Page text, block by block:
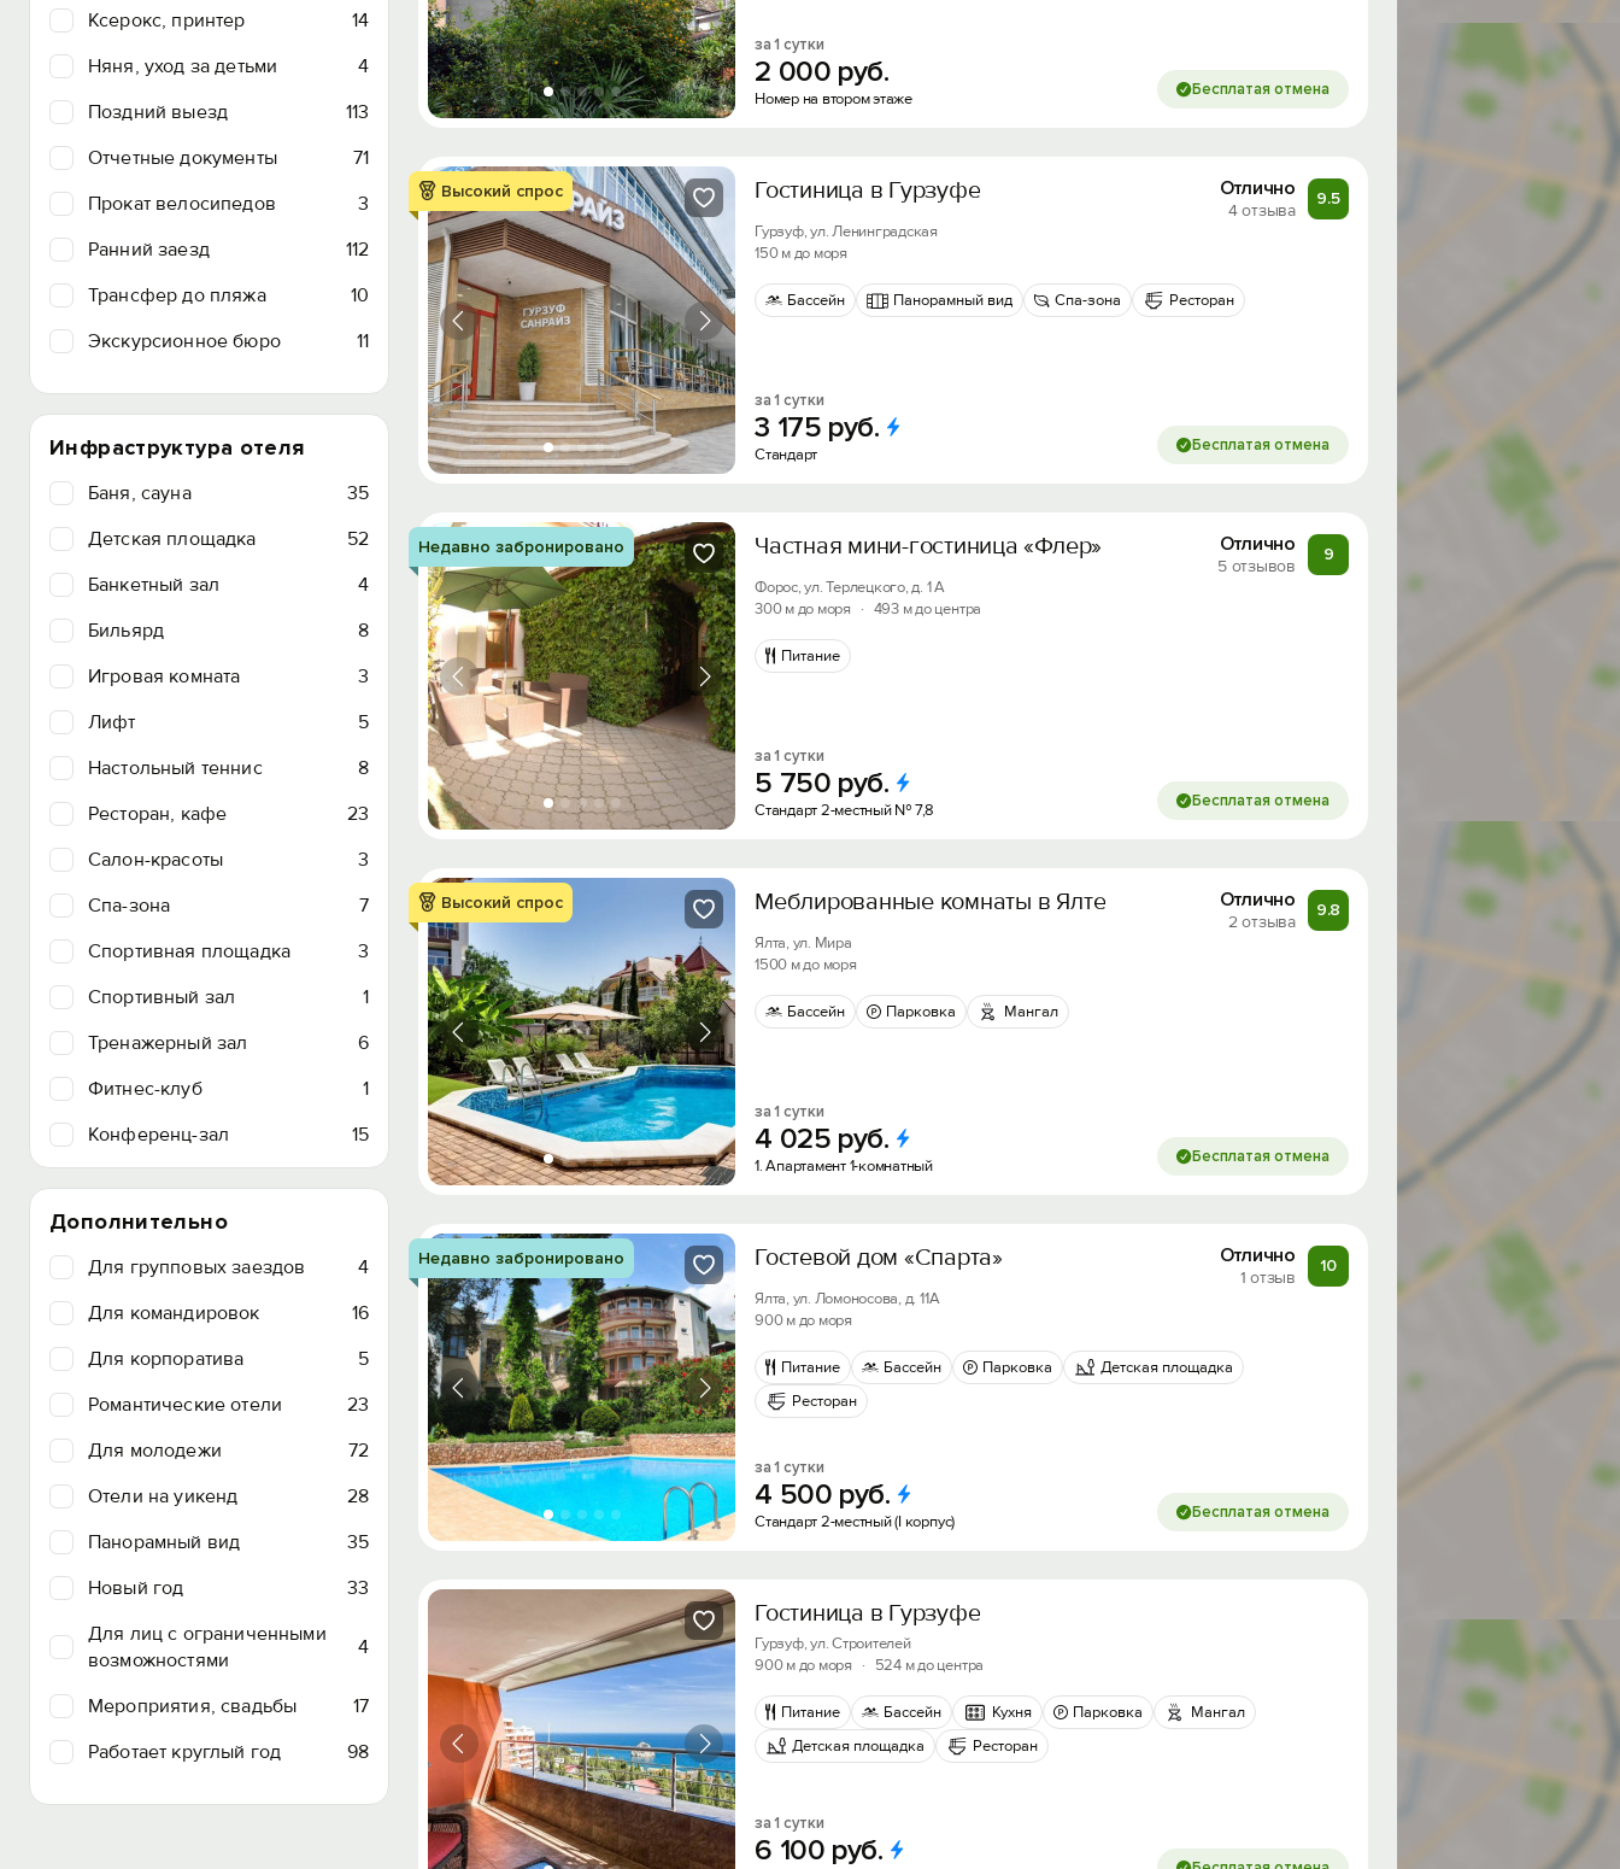
Ксерокс, принтер
14
Няня, уход за детьми
4
Поздний выезд
113
Отчетные документы
71
Прокат велосипедов
3
Ранний заезд
112
Трансфер до пляжа
10
Экскурсионное бюро
11
Инфраструктура отеля
Баня, сауна
35
Детская площадка
52
Банкетный зал
4
Бильярд
8
Игровая комната
3
Лифт
5
Настольный теннис
8
Ресторан, кафе
23
Салон-красоты
3
Спа-зона
7
Спортивная площадка
3
Спортивный зал
1
Тренажерный зал
6
Фитнес-клуб
1
Конференц-зал
15
Дополнительно
Для групповых заездов
4
Для командировок
16
Для корпоратива
5
Романтические отели
23
Для молодежи
72
Отели на уикенд
28
Панорамный вид
35
Новый год
33
Для лиц с ограниченными
возможностями
4
Мероприятия, свадьбы
17
Работает круглый год
98
за 1 сутки
2 000 руб.
Номер на втором этаже Бесплатая отмена
Высокий спрос Гостиница в Гурзуфе Отлично
4 отзыва
9.5
Гурзуф, ул. Ленинградская
150 м до моря
Бассейн Панорамный вид Спа-зона Ресторан
за 1 сутки
3 175 руб.
Стандарт Бесплатая отмена
Недавно забронировано Частная мини-гостиница «Флер» Отлично
5 отзывов
9
Форос, ул. Терлецкого, д. 1 А
300 м до моря
· 493 м до центра
Питание
за 1 сутки
5 750 руб.
Стандарт 2-местный № 7,8 Бесплатая отмена
Высокий спрос Меблированные комнаты в Ялте Отлично
2 отзыва
9.8
Ялта, ул. Мира
1500 м до моря
Бассейн Парковка Мангал
за 1 сутки
4 025 руб.
1. Апартамент 1-комнатный Бесплатая отмена
Недавно забронировано Гостевой дом «Спарта» Отлично
1 отзыв
10
Ялта, ул. Ломоносова, д. 11А
900 м до моря
Питание Бассейн Парковка
Детская площадка
Ресторан
за 1 сутки
4 500 руб.
Стандарт 2-местный (I корпус) Бесплатая отмена
Гостиница в Гурзуфе
Гурзуф, ул. Строителей
900 м до моря
· 524 м до центра
Питание Бассейн Кухня Парковка
Мангал
Детская площадка
Ресторан
за 1 сутки
6 100 руб.
Скидка −5%
Хочешь дешевле? Оставь почту и получи промокод на
первое бронирование!
Вход на сайт
Войти или Зарегистрироваться
Войти с помощью